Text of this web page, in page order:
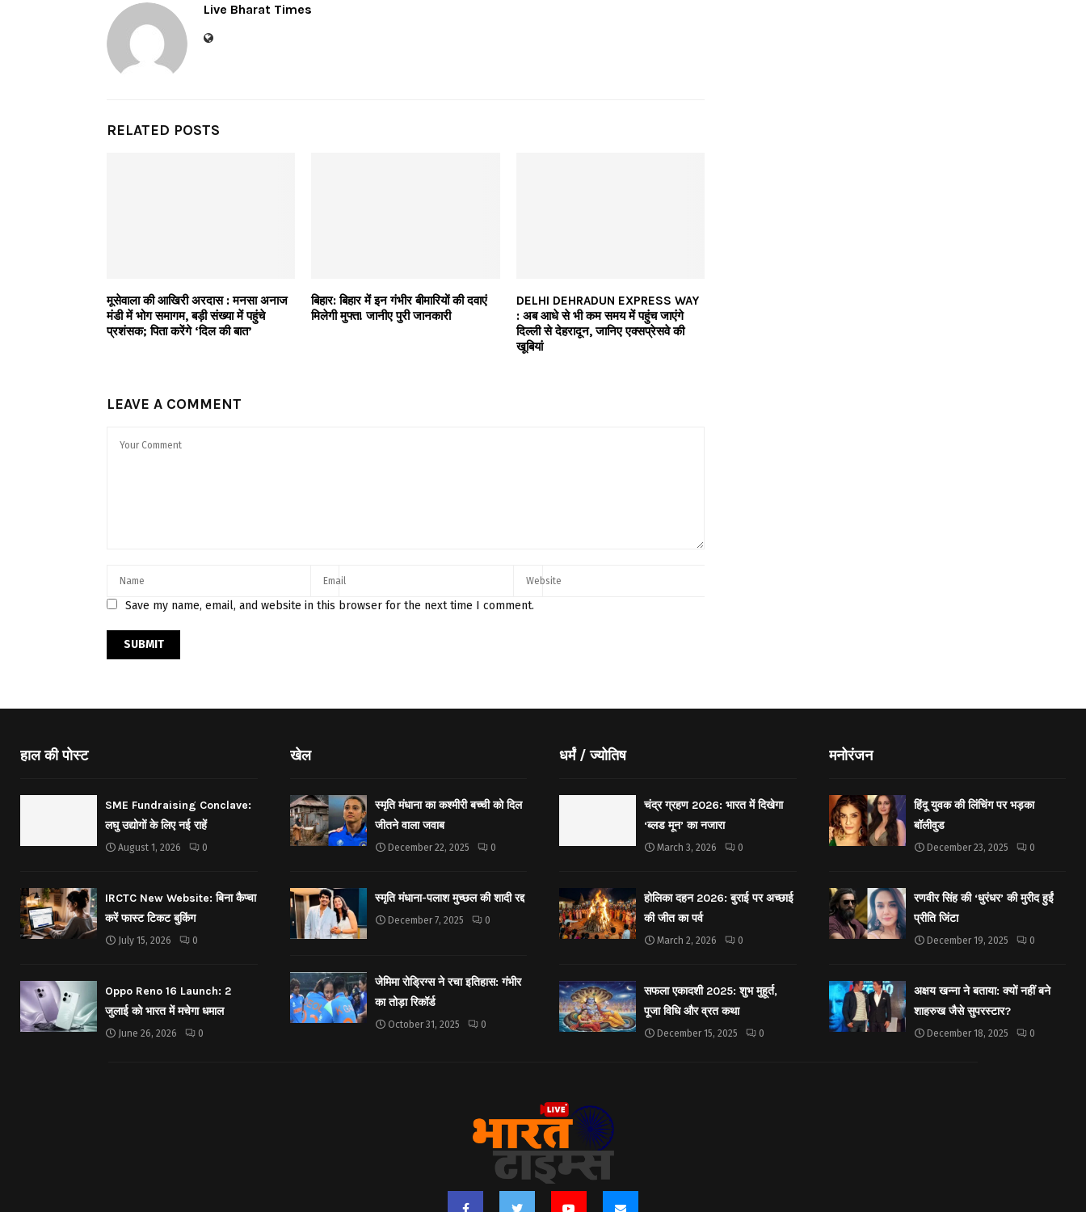
Live Bharat Times
RELATED POSTS
मूसेवाला की आखिरी अरदास : मनसा अनाज
मंडी में भोग समागम, बड़ी संख्या में पहुंचे
प्रशंसक; पिता करेंगे ‘दिल की बात’
बिहार: बिहार में इन गंभीर बीमारियों की दवाएं
मिलेगी मुफ्त! जानीए पुरी जानकारी
DELHI DEHRADUN EXPRESS WAY
: अब आधे से भी कम समय में पहुंच जाएंगे
दिल्ली से देहरादून, जानिए एक्सप्रेसवे की
खूबियां
LEAVE A COMMENT
Save my name, email, and website in this browser for the next time I comment.
हाल की पोस्ट
SME Fundraising Conclave:
लघु उद्योगों के लिए नई राहें
August 1, 2026 0
IRCTC New Website: बिना कैप्चा
करें फास्ट टिकट बुकिंग
July 15, 2026 0
Oppo Reno 16 Launch: 2
जुलाई को भारत में मचेगा धमाल
June 26, 2026 0
खेल
स्मृति मंधाना का कश्मीरी बच्ची को दिल
जीतने वाला जवाब
December 22, 2025 0
स्मृति मंधाना-पलाश मुच्छल की शादी रद्द
December 7, 2025 0
जेमिमा रोड्रिग्स ने रचा इतिहास: गंभीर
का तोड़ा रिकॉर्ड
October 31, 2025 0
धर्मं / ज्योतिष
चंद्र ग्रहण 2026: भारत में दिखेगा
‘ब्लड मून’ का नजारा
March 3, 2026 0
होलिका दहन 2026: बुराई पर अच्छाई
की जीत का पर्व
March 2, 2026 0
सफला एकादशी 2025: शुभ मुहूर्त,
पूजा विधि और व्रत कथा
December 15, 2025 0
मनोरंजन
हिंदू युवक की लिंचिंग पर भड़का
बॉलीवुड
December 23, 2025 0
रणवीर सिंह की ‘धुरंधर’ की मुरीद हुईं
प्रीति जिंटा
December 19, 2025 0
अक्षय खन्ना ने बताया: क्यों नहीं बने
शाहरुख जैसे सुपरस्टार?
December 18, 2025 0